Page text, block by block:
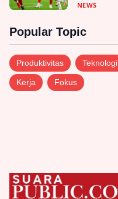
NEWS
Popular Topic
Produktivitas Teknologi
Kerja Fokus